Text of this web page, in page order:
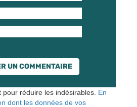
pour réduire les indésirables. En
dont les données de vos